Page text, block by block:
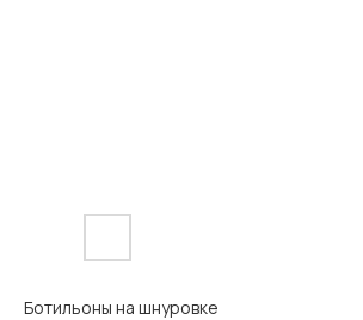
Ботильоны на шнуровке